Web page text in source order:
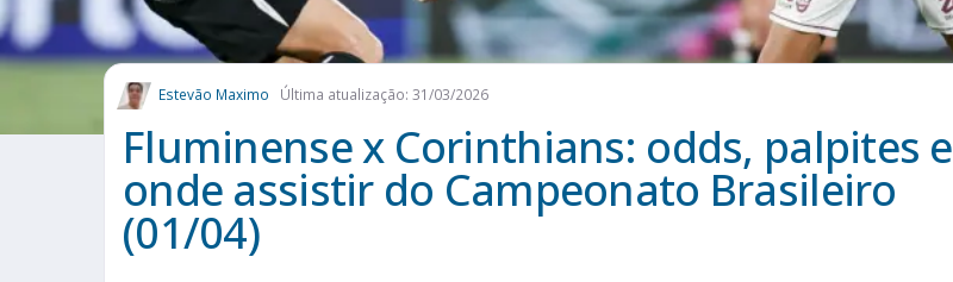
Estevão Maximo Última atualização: 31/03/2026
Fluminense x Corinthians: odds, palpites e
onde assistir do Campeonato Brasileiro
(01/04)